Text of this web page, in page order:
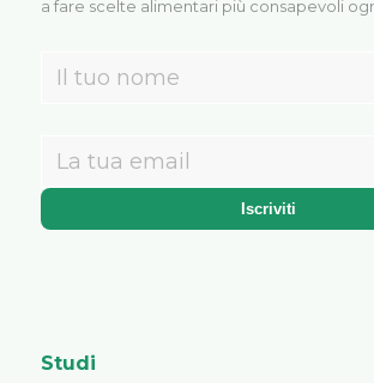
a fare scelte alimentari più consapevoli
Studi